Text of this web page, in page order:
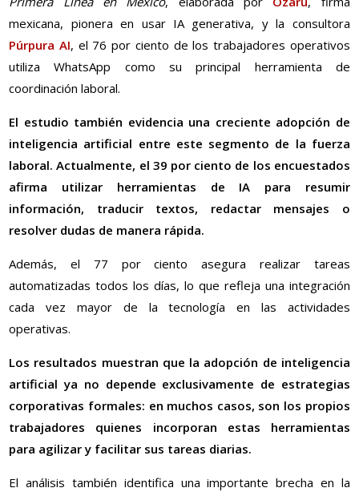
mexicana, pionera en usar IA generativa, y la consultora
Púrpura AI, el 76 por ciento de los trabajadores operativos
utiliza WhatsApp como su principal herramienta de
coordinación laboral.
El estudio también evidencia una creciente adopción de
inteligencia artificial entre este segmento de la fuerza
laboral. Actualmente, el 39 por ciento de los encuestados
afirma utilizar herramientas de IA para resumir
información, traducir textos, redactar mensajes o
resolver dudas de manera rápida.
Además, el 77 por ciento asegura realizar tareas
automatizadas todos los días, lo que refleja una integración
cada vez mayor de la tecnología en las actividades
operativas.
Los resultados muestran que la adopción de inteligencia
artificial ya no depende exclusivamente de estrategias
corporativas formales: en muchos casos, son los propios
trabajadores quienes incorporan estas herramientas
para agilizar y facilitar sus tareas diarias.
El análisis también identifica una importante brecha en la